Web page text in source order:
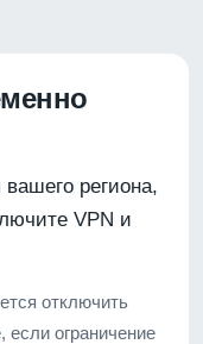
региона,
VPN и
отключить
если ограничение